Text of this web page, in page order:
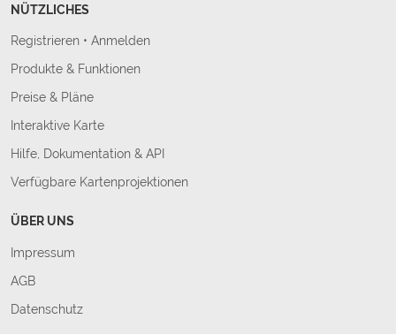
NÜTZLICHES
Registrieren • Anmelden
Produkte & Funktionen
Preise & Pläne
Interaktive Karte
Hilfe, Dokumentation & API
Verfügbare Kartenprojektionen
ÜBER UNS
Impressum
AGB
Datenschutz